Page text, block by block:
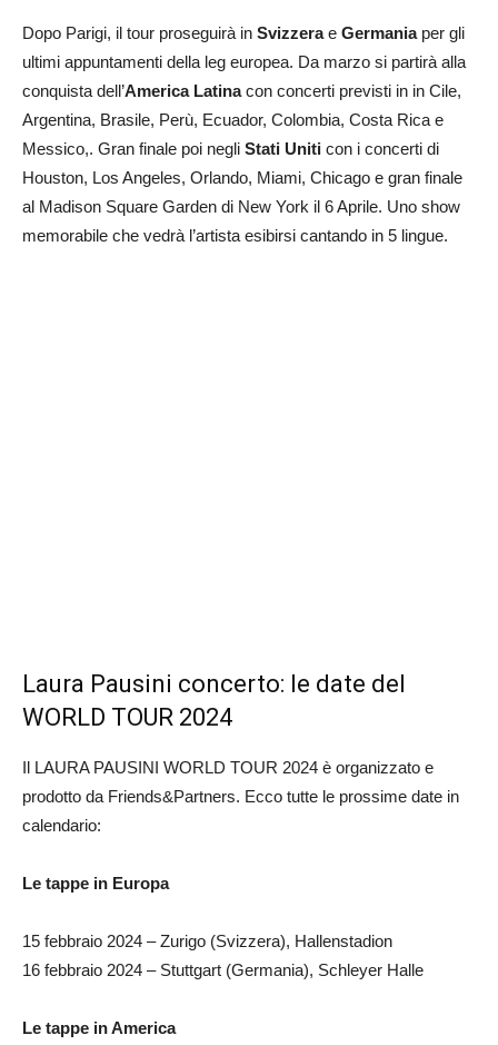
Dopo Parigi, il tour proseguirà in Svizzerae Germaniaper gli
ultimi appuntamenti della leg europea. Da marzo si partirà alla
conquista dell’America Latinacon concerti previsti in in Cile,
Argentina, Brasile, Perù, Ecuador, Colombia, Costa Rica e
Messico,. Gran finale poi negli Stati Uniti con i concerti di
Houston, Los Angeles, Orlando, Miami, Chicago e gran finale
al Madison Square Garden di New York il 6 Aprile. Uno show
memorabile che vedrà l’artista esibirsi cantando in 5 lingue.
Laura Pausini concerto: le date del
WORLD TOUR 2024
Il LAURA PAUSINI WORLD TOUR 2024 è organizzato e
prodotto da Friends&Partners. Ecco tutte le prossime date in
calendario:
Le tappe in Europa
15 febbraio 2024 – Zurigo (Svizzera), Hallenstadion
16 febbraio 2024 – Stuttgart (Germania), Schleyer Halle
Le tappe in America